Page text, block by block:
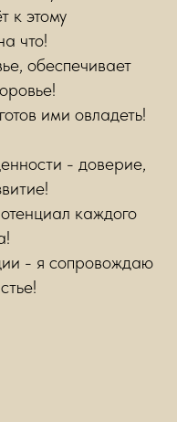
к этому
что!
обеспечивает
ими овладеть!
- доверие,
каждого
- я сопровождаю